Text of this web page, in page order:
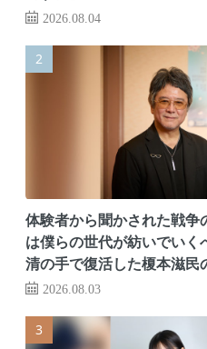
2026.08.04
体験者から聞かされた戦争
は僕らの世代が紡いでい
清の手で復活した榎本滋民
2026.08.03